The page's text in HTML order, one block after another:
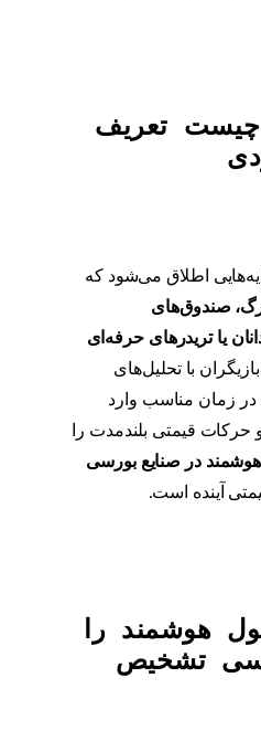
تعریف
اطلاق می‌شود که
صندوق‌های
یا تریدرهای حرفه‌ای
با تحلیل‌های
در زمان مناسب وارد
قیمتی بلندمدت را
در صنایع بورسی
آینده است.
هوشمند را
تشخیص